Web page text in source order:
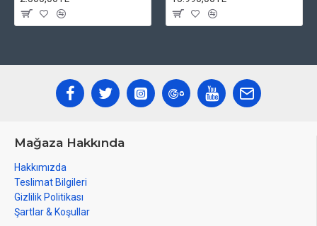
Mağaza Hakkında
Hakkımızda
Teslimat Bilgileri
Gizlilik Politikası
Şartlar & Koşullar